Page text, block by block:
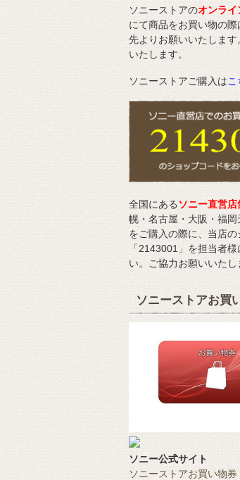
ソニーストアのオンライ
にて商品をお買い物の際
先よりお願いいたしま
いたします。
ソニーストアご購入はこ
全国にあるソニー直営店
幌・名古屋・大阪・福
をご購入の際に、当店の
「2143001」を担当者
い。ご協力お願いいたし
ソニーストアお買
ソニー公式サイト
ソニーストアお買い物